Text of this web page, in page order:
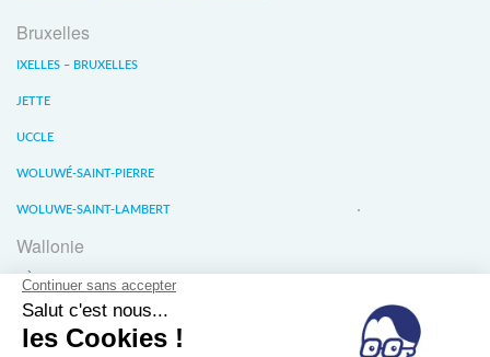
Bruxelles
IXELLES – BRUXELLES
JETTE
UCCLE
WOLUWÉ-SAINT-PIERRE
WOLUWE-SAINT-LAMBERT
Wallonie
LIÈGE
WATERLOO
WAVRE